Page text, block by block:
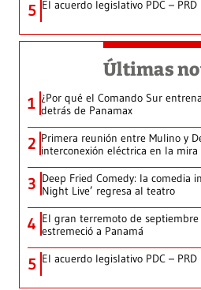
5 El acuerdo legislativo PDC – PRD
Últimas
1 ¿Por qué el Comando Sur
detrás de Panamax
2 Primera reunión entre Mulino y
interconexión eléctrica en la mira
3 Deep Fried Comedy: la comedia
Night Live’ regresa al teatro
4 El gran terremoto de
estremeció a Panamá
5 El acuerdo legislativo PDC – PRD